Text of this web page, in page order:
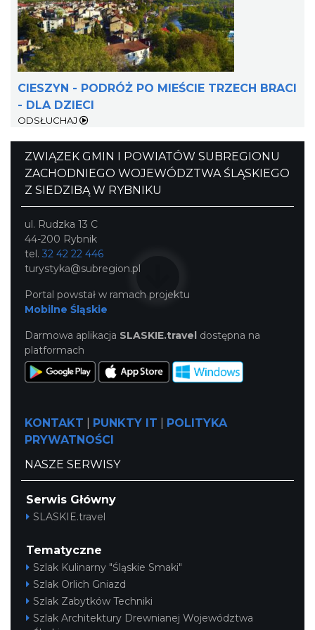
Ślad. Litera. Piksel. Wystawa z okazji 30-
lecia Muzeum Drukarstwa w Cieszynie
Cieszyn
2026-07-01
4.13 km
Cieszyn
4.14 km
Cieszyn
2026-07-03
4.14 km
Cieszyn
2026-08-14
4.19 km
CIESZYN - PODRÓŻ PO MIEŚCIE TRZECH BRACI
- DLA DZIECI
ODSŁUCHAJ
ZWIĄZEK GMIN I POWIATÓW SUBREGIONU
ZACHODNIEGO WOJEWÓDZTWA ŚLĄSKIEGO
Z SIEDZIBĄ W RYBNIKU
ul. Rudzka 13 C
44-200 Rybnik
tel. 32 42 22 446
turystyka@subregion.pl
Portal powstał w ramach projektu
Mobilne Śląskie
Darmowa aplikacja SLASKIE.travel dostępna na
platformach
KONTAKT PUNKTY IT
POLITYKA
PRYWATNOŚCI
NASZE SERWISY
Serwis Główny
SLASKIE.travel
Tematyczne
Szlak Kulinarny "Śląskie Smaki"
Szlak Orlich Gniazd
Szlak Zabytków Techniki
Szlak Architektury Drewnianej Województwa